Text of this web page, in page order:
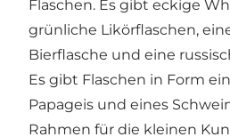
Flaschen. Es gibt eckige
grünliche Likörflaschen,
Bierflasche und eine
Es gibt Flaschen in Form
Papageis und eines
Rahmen für die kleinen